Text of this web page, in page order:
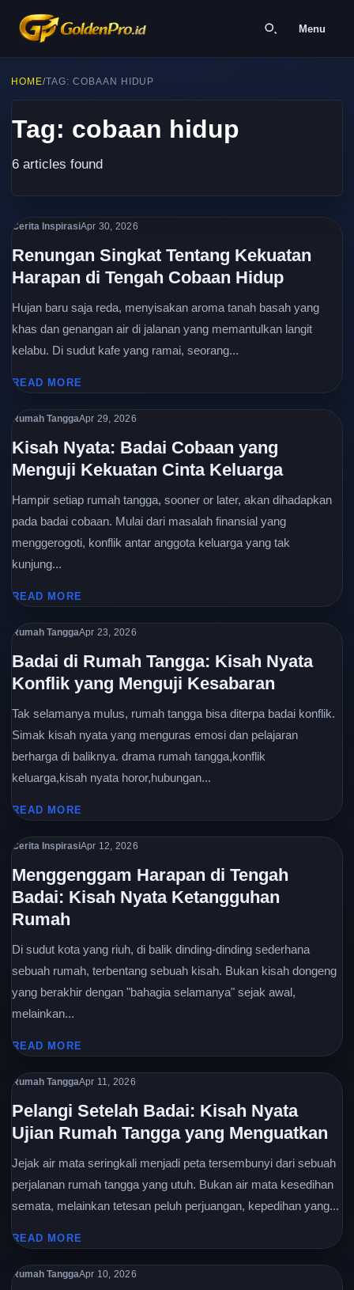
Menu
HOME/TAG: COBAAN HIDUP
Tag: cobaan hidup
6 articles found
Cerita InspirasiApr 30, 2026
Renungan Singkat Tentang Kekuatan
Harapan di Tengah Cobaan Hidup
Hujan baru saja reda, menyisakan aroma tanah basah yang
khas dan genangan air di jalanan yang memantulkan langit
kelabu. Di sudut kafe yang ramai, seorang...
READ MORE
Rumah TanggaApr 29, 2026
Kisah Nyata: Badai Cobaan yang
Menguji Kekuatan Cinta Keluarga
Hampir setiap rumah tangga, sooner or later, akan dihadapkan
pada badai cobaan. Mulai dari masalah finansial yang
menggerogoti, konflik antar anggota keluarga yang tak
kunjung...
READ MORE
Rumah TanggaApr 23, 2026
Badai di Rumah Tangga: Kisah Nyata
Konflik yang Menguji Kesabaran
Tak selamanya mulus, rumah tangga bisa diterpa badai konflik.
Simak kisah nyata yang menguras emosi dan pelajaran
berharga di baliknya. drama rumah tangga,konflik
keluarga,kisah nyata horor,hubungan...
READ MORE
Cerita InspirasiApr 12, 2026
Menggenggam Harapan di Tengah
Badai: Kisah Nyata Ketangguhan
Rumah
Di sudut kota yang riuh, di balik dinding-dinding sederhana
sebuah rumah, terbentang sebuah kisah. Bukan kisah dongeng
yang berakhir dengan "bahagia selamanya" sejak awal,
melainkan...
READ MORE
Rumah TanggaApr 11, 2026
Pelangi Setelah Badai: Kisah Nyata
Ujian Rumah Tangga yang Menguatkan
Jejak air mata seringkali menjadi peta tersembunyi dari sebuah
perjalanan rumah tangga yang utuh. Bukan air mata kesedihan
semata, melainkan tetesan peluh perjuangan, kepedihan yang...
READ MORE
Rumah TanggaApr 10, 2026